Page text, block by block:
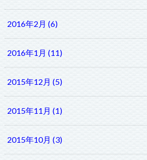
2016年2月 (6)
2016年1月 (11)
2015年12月 (5)
2015年11月 (1)
2015年10月 (3)